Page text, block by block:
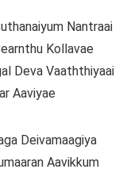
Nantraai
Kollavae
Deva Vaaththiyaai
Aaviyae
Deivamaagiya
Aavikkum